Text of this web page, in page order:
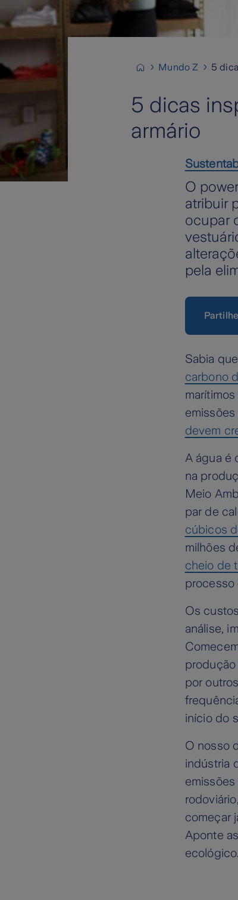
Mundo Z 5
5 dicas
armário
O
atribuir
ocupar
pela
Sabia
carbono
devem
A água é
na
Meio
par de
cúbicos
milhões
cheio de
processo
Os
análise,
por
início do
O nosso
indústria
começar
Aponte
ecológico.